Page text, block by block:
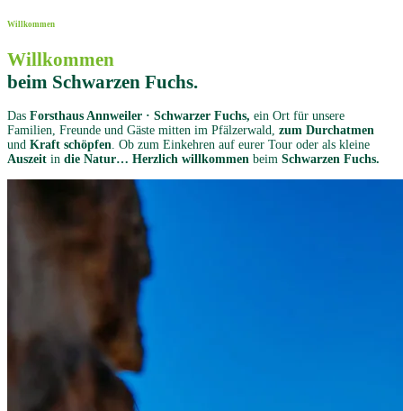
Willkommen
Willkommen
beim Schwarzen Fuchs.
Das Forsthaus Annweiler · Schwarzer Fuchs, ein Ort für unsere
Familien, Freunde und Gäste mitten im Pfälzerwald, zum Durchatmen
und Kraft schöpfen . Ob zum Einkehren auf eurer Tour oder als kleine
Auszeit in die Natur… Herzlich willkommen beim Schwarzen Fuchs.